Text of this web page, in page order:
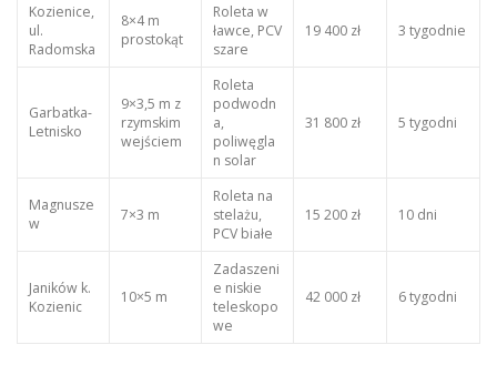
Kozienice,
ul.
Radomska
8×4 m
prostokąt
Roleta w
ławce, PCV
szare
19 400 zł 3 tygodnie
Garbatka-
Letnisko
9×3,5 m z
rzymskim
wejściem
Roleta
podwodn
a,
poliwęgla
n solar
31 800 zł 5 tygodni
Magnusze
w
7×3 m
Roleta na
stelażu,
PCV białe
15 200 zł 10 dni
Janików k.
Kozienic
10×5 m
Zadaszeni
e niskie
teleskopo
we
42 000 zł 6 tygodni